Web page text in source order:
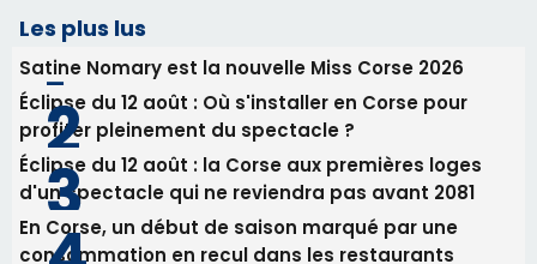
Les plus lus
Satine Nomary est la nouvelle Miss Corse 2026
Éclipse du 12 août : Où s'installer en Corse pour
profiter pleinement du spectacle ?
Éclipse du 12 août : la Corse aux premières loges
d'un spectacle qui ne reviendra pas avant 2081
En Corse, un début de saison marqué par une
consommation en recul dans les restaurants